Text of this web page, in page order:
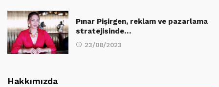
Pınar Pişirgen, reklam ve pazarlama
stratejisinde…
23/08/2023
Hakkımızda